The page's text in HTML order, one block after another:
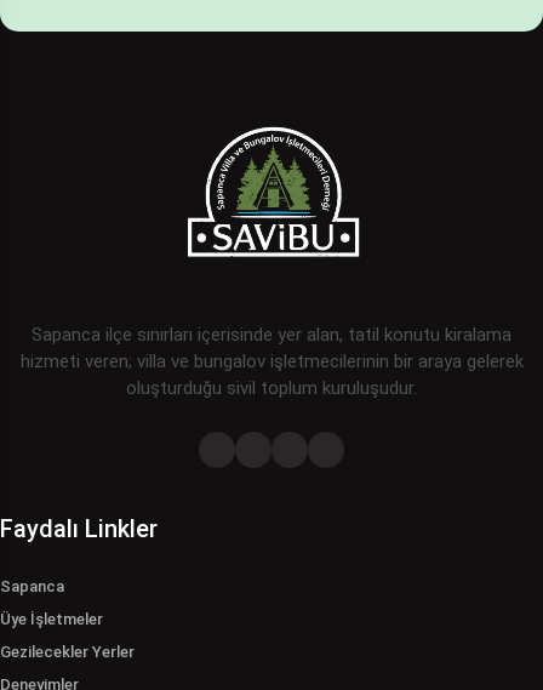
Sapanca ilçe sınırları içerisinde yer alan, tatil konutu kiralama
hizmeti veren; villa ve bungalov işletmecilerinin bir araya gelerek
oluşturduğu sivil toplum kuruluşudur.
Faydalı Linkler
Sapanca
Üye İşletmeler
Gezilecekler Yerler
Deneyimler